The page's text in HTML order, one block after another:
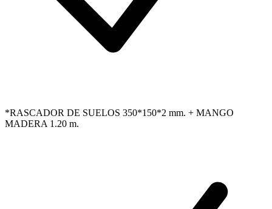
*RASCADOR DE SUELOS 350*150*2 mm. + MANGO
MADERA 1.20 m.